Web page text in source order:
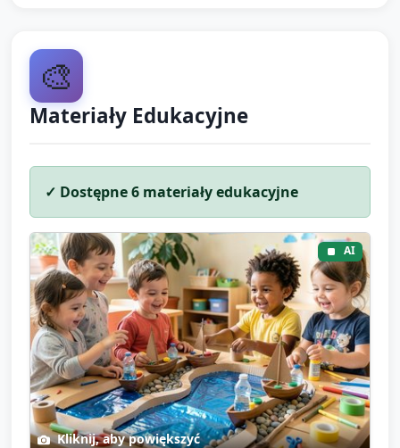
🎨
Materiały Edukacyjne
✓ Dostępne6 materiały edukacyjne
AI
Kliknij, aby powiększyć